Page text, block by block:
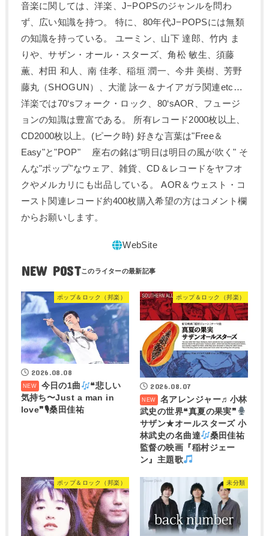
音楽に関しては、洋楽、J−POPSのジャンルを問わ
ず、広い知識を持つ。 特に、80年代J−POPSには無類
の知識を持っている。 ユーミン、山下 達郎、竹内 ま
りや、サザン・オール・スターズ、角松 敏生、須藤
薫、村田 和人、南 佳孝、稲垣 潤一、今井 美樹、芳野
藤丸（SHOGUN）、大瀧 詠一＆ナイアガラ関連etc…
洋楽では70‘sフォーク・ロック、80‘sAOR、フュージ
ョンの知識は豊富である。 所有レコード2000枚以上、
CD2000枚以上。(ピーク時) 好きな言葉は"Free＆
Easy"と"POP" 座右の銘は"明日は明日の風が吹く" そ
んな"ポップ"なウェア、雑貨、CD＆レコードをヤフオ
クやメルカリにも出品している。 AOR＆ウェスト・コ
ースト関連レコード約400枚購入希望の方はコメント欄
からお願いします。
NEW POST
ポップ＆ロック（邦楽）
2026.08.08
今日の1曲
❝悲しい
気持ち〜Just a man in
love❞🎙桑田佳祐
ポップ＆ロック（邦楽）
2026.08.07
名アレンジャー♬ 小林
武史の世界❝真夏の果実❞
サザン★オールスターズ 小
林武史の名曲達
桑田佳祐
監督の映画『稲村ジェー
ン』主題歌
ポップ＆ロック（邦楽） 未分類